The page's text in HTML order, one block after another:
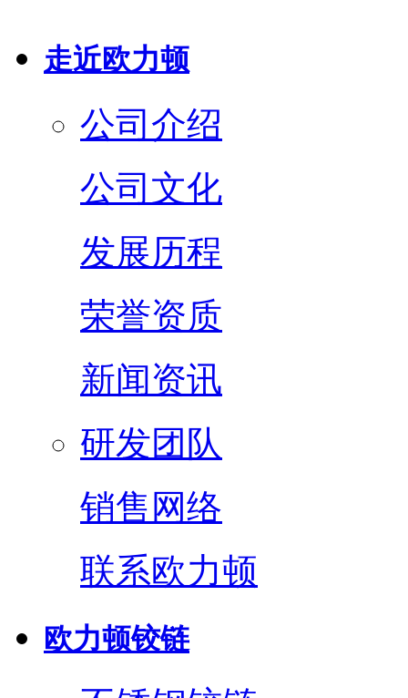
走近欧力顿
公司介绍
公司文化
发展历程
荣誉资质
新闻资讯
研发团队
销售网络
联系欧力顿
欧力顿铰链